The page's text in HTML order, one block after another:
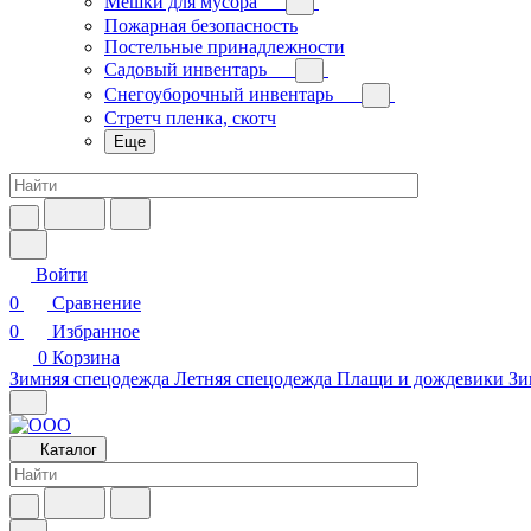
Пожарная безопасность
Постельные принадлежности
Садовый инвентарь
Снегоуборочный инвентарь
Стретч пленка, скотч
Еще
Войти
0
Сравнение
0
Избранное
0 Корзина
Зимняя спецодежда Летняя спецодежда Плащи и дождевики
Каталог